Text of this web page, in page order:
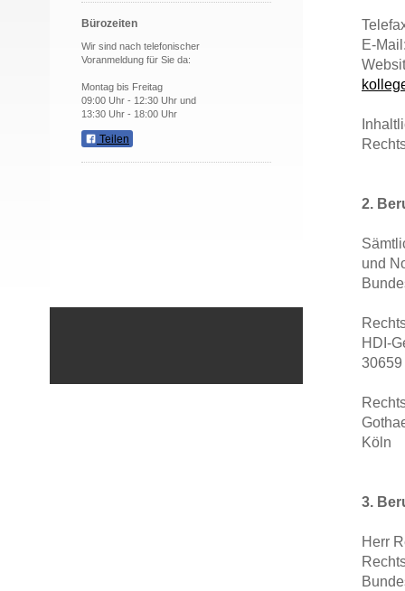
Bürozeiten
Wir sind nach telefonischer
Voranmeldung für Sie da:
Montag bis Freitag
09:00 Uhr - 12:30 Uhr und
13:30 Uhr - 18:00 Uhr
Teilen
E-
2.
und
HDI-
Köln
3.
Herr